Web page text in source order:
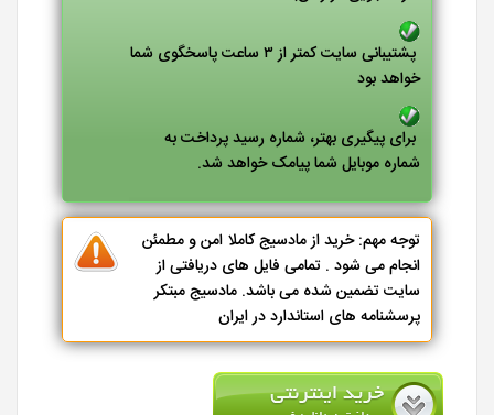
پشتیبانی سایت کمتر از ۳ ساعت پاسخگوی شما
خواهد بود
برای پیگیری بهتر، شماره رسید پرداخت به
شماره موبایل شما پیامک خواهد شد.
توجه مهم: خرید از مادسیج کاملا امن و مطمئن
انجام می شود . تمامی فایل های دریافتی از
سایت تضمین شده می باشد. مادسیج مبتکر
پرسشنامه های استاندارد در ایران